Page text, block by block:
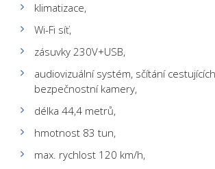
klimatizace,
Wi-Fi síť,
zásuvky 230V+USB,
audiovizuální systém, sčítání
bezpečnostní kamery,
délka 44,4 metrů,
hmotnost 83 tun,
max. rychlost 120 km/h,